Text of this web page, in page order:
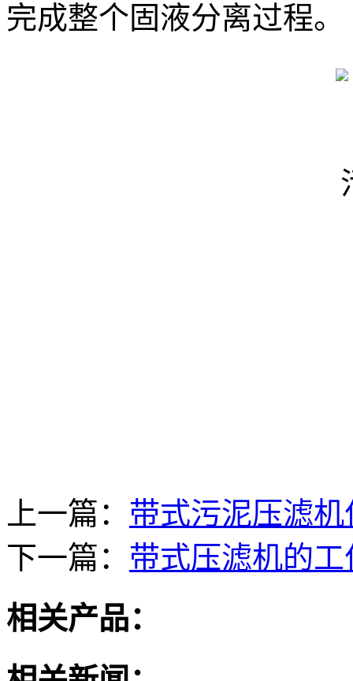
完成整个固液分离过程。
上一篇： 带式污泥压滤
下一篇： 带式压滤机的
相关产品：